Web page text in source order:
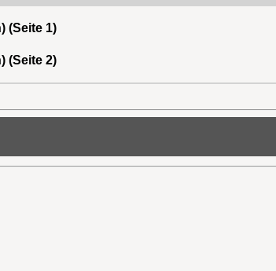
(Seite 1)
(Seite 2)